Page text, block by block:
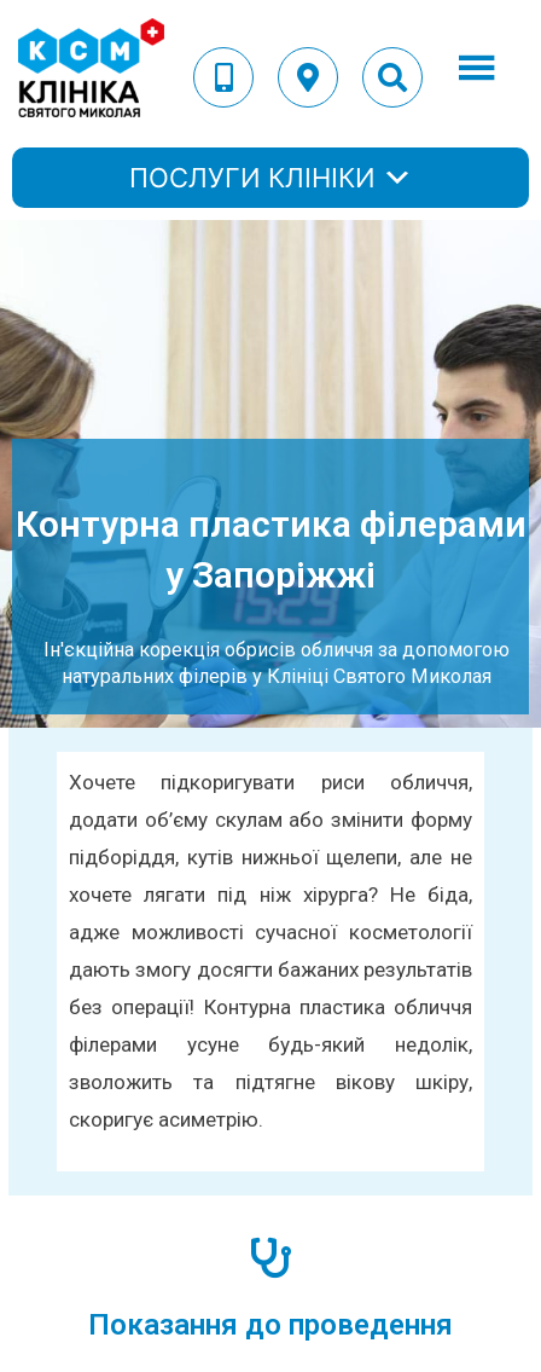
ПОСЛУГИ КЛІНІКИ
Контурна пластика філерами
у Запоріжжі
Ін'єкційна корекція обрисів обличчя за допомогою
натуральних філерів у Клініці Святого Миколая
Хочете підкоригувати риси обличчя,
додати об’єму скулам або змінити форму
підборіддя, кутів нижньої щелепи, але не
хочете лягати під ніж хірурга? Не біда,
адже можливості сучасної косметології
дають змогу досягти бажаних результатів
без операції! Контурна пластика обличчя
філерами усуне будь-який недолік,
зволожить та підтягне вікову шкіру,
скоригує асиметрію.
Показання до проведення